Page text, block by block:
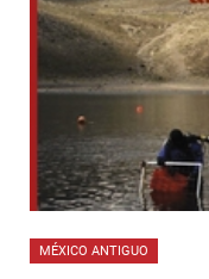
MÉXICO ANTIGUO